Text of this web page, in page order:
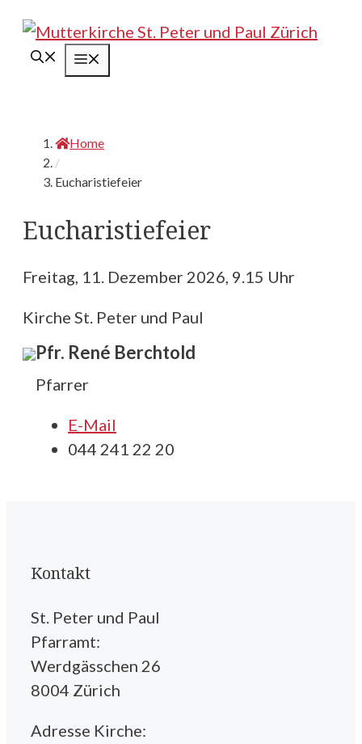
Springe
Inhalt
Home
/
Eucharistiefeier
Eucharistiefeier
Freitag, 11. Dezember 2026, 9.15 Uhr
Kirche St. Peter und Paul
Pfr. René Berchtold
Pfarrer
E-Mail
044 241 22 20
Kontakt
St. Peter und Paul
Pfarramt:
Werdgässchen 26
8004 Zürich
Adresse Kirche: